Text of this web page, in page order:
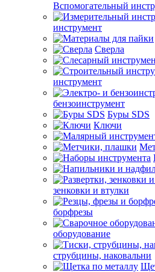
Вспомогательный
инструмент
Сверла
инструмент
бензоинструмент
Буры SDS
Ключи
зенковки и втулки
борфрезы
оборудование
струбцины, наковальни